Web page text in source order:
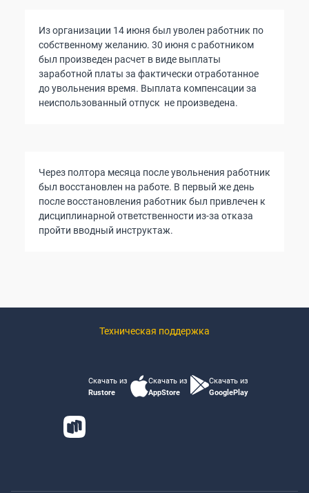
Из организации 14 июня был уволен работник по
собственному желанию. 30 июня с работником
был произведен расчет в виде выплаты
заработной платы за фактически отработанное
до увольнения время. Выплата компенсации за
неиспользованный отпуск не произведена.
Через полтора месяца после увольнения работник
был восстановлен на работе. В первый же день
после восстановления работник был привлечен к
дисциплинарной ответственности из-за отказа
пройти вводный инструктаж.
Техническая поддержка
Скачать из
Rustore
Скачать из
AppStore
Скачать из
GooglePlay